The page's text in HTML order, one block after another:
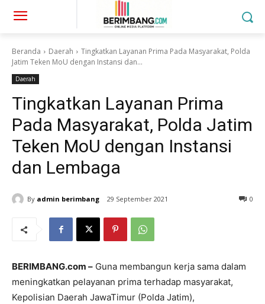
Beranda Daerah
Tingkatkan Layanan Prima Pada Masyarakat, Polda
Jatim Teken MoU dengan Instansi dan...
Daerah
Tingkatkan Layanan Prima
Pada Masyarakat, Polda Jatim
Teken MoU dengan Instansi
dan Lembaga
By admin berimbang 29 September 2021 0
BERIMBANG.com – Guna membangun kerja sama dalam
meningkatkan pelayanan prima terhadap masyarakat,
Kepolisian Daerah JawaTimur (Polda Jatim),